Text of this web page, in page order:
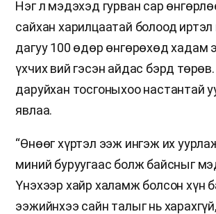
Нэг л мэдэхэд гурван сар
сайхан харилцаатай болоод иртэл
дагуу 100 өдөр өнгөрөхөд хадам
үхчих вий гэсэн айдас бэрд
даруйхан тосгоныхоо настантай
явлаа.
“Өнөөг хүртэл ээж ингэж их
миний буруугаас болж байсныг
Үнэхээр хайр халамж болсон хүн
ээжийнхээ сайн талыг нь